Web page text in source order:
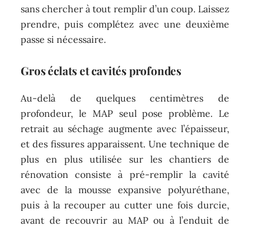
sans chercher à tout remplir d’un coup. Laissez
prendre, puis complétez avec une deuxième
passe si nécessaire.
Gros éclats et cavités profondes
Au-delà de quelques centimètres de
profondeur, le MAP seul pose problème. Le
retrait au séchage augmente avec l’épaisseur,
et des fissures apparaissent. Une technique de
plus en plus utilisée sur les chantiers de
rénovation consiste à pré-remplir la cavité
avec de la mousse expansive polyuréthane,
puis à la recouper au cutter une fois durcie,
avant de recouvrir au MAP ou à l’enduit de